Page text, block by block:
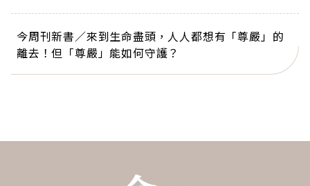
今周刊新書／來到生命盡頭，人人都想有「尊嚴」的
離去！但「尊嚴」能如何守護？